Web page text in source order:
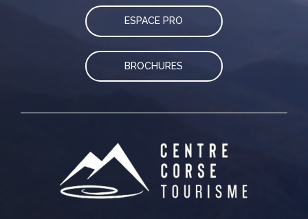
ESPACE PRO
BROCHURES